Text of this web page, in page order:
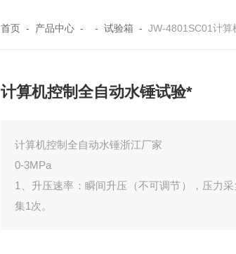
首页 - 产品中心 - - 试验箱 - JW-4801SC01计算
计算机控制全自动水锤试验*
计算机控制全自动水锤浙江厂家
0-3MPa
1、升压速率：瞬间升压（不可调节），压力
集1次。